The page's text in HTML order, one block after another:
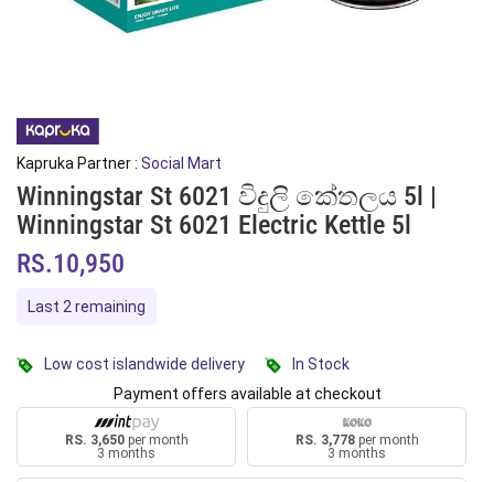
Kapruka Partner : Social Mart
Winningstar St 6021 විදුලි කේතලය 5l |
Winningstar St 6021 Electric Kettle 5l
RS.10,950
Last 2 remaining
Low cost islandwide delivery
In Stock
Payment offers available at checkout
RS. 3,650per month
3 months
RS. 3,778per month
3 months